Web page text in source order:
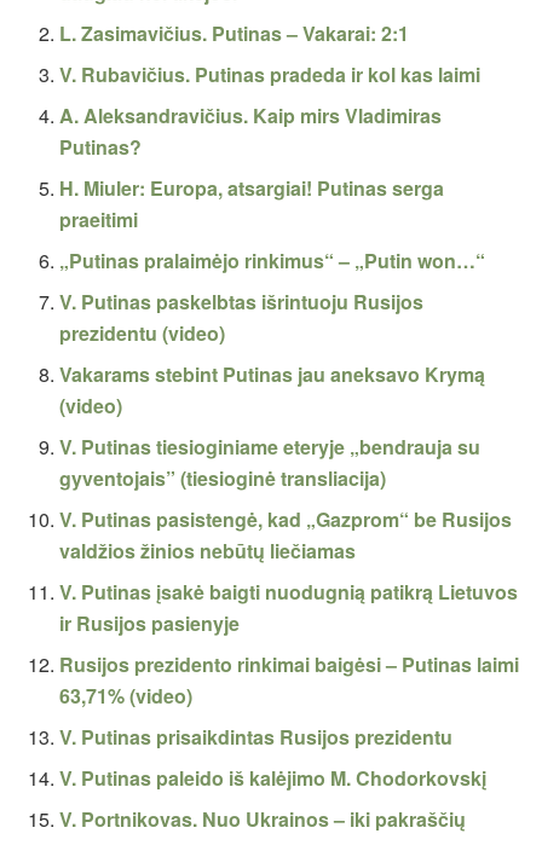
L. Zasimavičius. Putinas – Vakarai: 2:1
V. Rubavičius. Putinas pradeda ir kol kas laimi
A. Aleksandravičius. Kaip mirs Vladimiras
Putinas?
H. Miuler: Europa, atsargiai! Putinas serga
praeitimi
„Putinas pralaimėjo rinkimus“ – „Putin won…“
V. Putinas paskelbtas išrintuoju Rusijos
prezidentu (video)
Vakarams stebint Putinas jau aneksavo Krymą
(video)
V. Putinas tiesioginiame eteryje „bendrauja su
gyventojais” (tiesioginė transliacija)
V. Putinas pasistengė, kad „Gazprom“ be Rusijos
valdžios žinios nebūtų liečiamas
V. Putinas įsakė baigti nuodugnią patikrą Lietuvos
ir Rusijos pasienyje
Rusijos prezidento rinkimai baigėsi – Putinas laimi
63,71% (video)
V. Putinas prisaikdintas Rusijos prezidentu
V. Putinas paleido iš kalėjimo M. Chodorkovskį
V. Portnikovas. Nuo Ukrainos – iki pakraščių